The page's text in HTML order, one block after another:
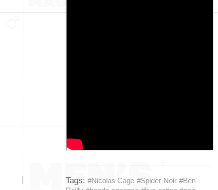
Tags: #Nicolas Cage #Spider-Noir #Ben